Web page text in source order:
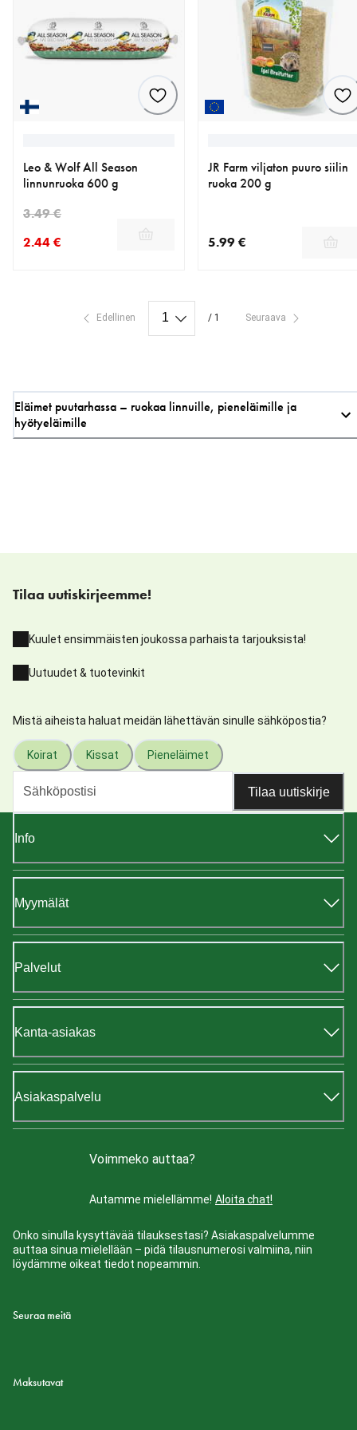
Leo & Wolf All Season
linnunruoka 600 g
2.44 €
3.49 €
JR Farm viljaton puuro siilin
ruoka 200 g
5.99 €
Edellinen / 1 Seuraava
Eläimet puutarhassa – ruokaa linnuille, pieneläimille ja
hyötyeläimille
Tilaa uutiskirjeemme!
Kuulet ensimmäisten joukossa parhaista tarjouksista!
Uutuudet & tuotevinkit
Mistä aiheista haluat meidän lähettävän sinulle sähköpostia?
Koirat Kissat Pieneläimet
Tilaa uutiskirje
Info
Myymälät
Palvelut
Kanta-asiakas
Asiakaspalvelu
Voimmeko auttaa?
Autamme mielellämme! Aloita chat!
Onko sinulla kysyttävää tilauksestasi? Asiakaspalvelumme
auttaa sinua mielellään – pidä tilausnumerosi valmiina, niin
löydämme oikeat tiedot nopeammin.
Seuraa meitä
Maksutavat